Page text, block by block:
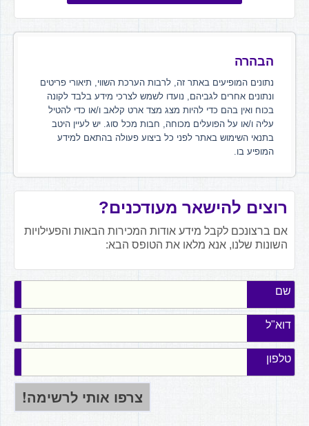
הבהרה
נתונים המופיעים באתר זה, לרבות הערכת השווי, תיאורי פריטים
ונתונים אחרים לגביהם, נועדו לשמש לצרכי מידע בלבד לקונה
בכוח ואין בהם כדי להיות מצג מצד ארט קלאב ו/או כדי להטיל
עליה ו/או על הפועלים מכוחה, חבות מכל סוג. יש לעיין היטב
בתנאי השימוש באתר לפני כל ביצוע פעולה בהתאם למידע
המופיע בו.
רוצים להישאר מעודכנים?
אם ברצונכם לקבל מידע אודות המכירות הבאות והפעילויות
השונות שלנו, אנא מלאו את הטופס הבא:
שם
דוא"ל
טלפון